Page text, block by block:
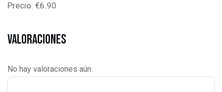
Precio: €6.90
Valoraciones
No hay valoraciones aún.